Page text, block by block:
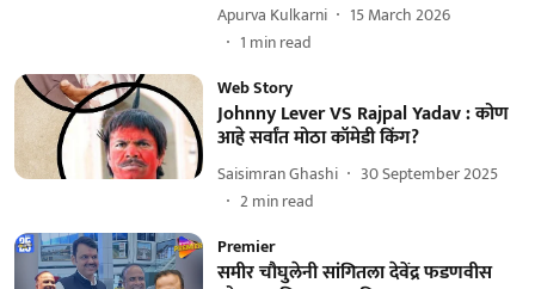
Apurva Kulkarni
15 March 2026
1 min read
Web Story
Johnny Lever VS Rajpal Yadav : कोण
आहे सर्वांत मोठा कॉमेडी किंग?
Saisimran Ghashi
30 September 2025
2min read
Premier
समीर चौघुलेनी सांगितला देवेंद्र फडणवीस